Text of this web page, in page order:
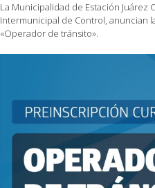
La Municipalidad de Estación Juárez
Intermunicipal de Control, anuncian
«Operador de tránsito».